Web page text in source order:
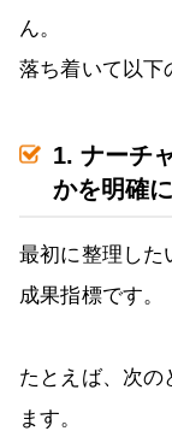
ん。
落ち着いて以下
1. ナーチ
かを明確
最初に整理した
成果指標です。
たとえば、次の
ます。